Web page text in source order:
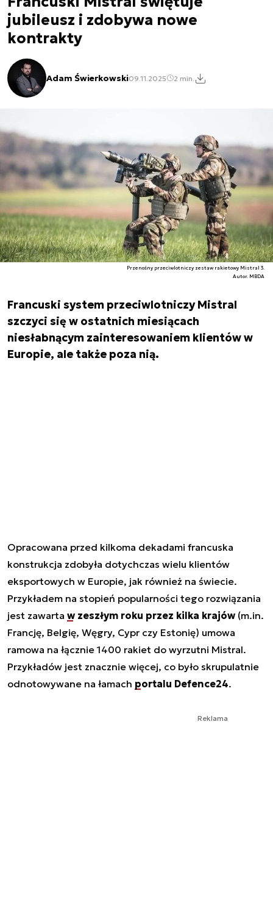
jubileusz i zdobywa nowe
kontrakty
Adam Świerkowski09.11.2025 2 min.
Przenośny przeciwlotniczy zestaw rakietowy Mistral 3.
Autor. MBDA
Francuski system przeciwlotniczy Mistral
szczyci się w ostatnich miesiącach
niesłabnącym zainteresowaniem klientów w
Europie, ale także poza nią.
Opracowana przed kilkoma dekadami francuska
konstrukcja zdobyła dotychczas wielu klientów
eksportowych w Europie, jak również na świecie.
Przykładem na stopień popularności tego rozwiązania
jest zawarta w zeszłym roku przez kilka krajów (m.in.
Francję, Belgię, Węgry, Cypr czy Estonię) umowa
ramowa na łącznie 1400 rakiet do wyrzutni Mistral.
Przykładów jest znacznie więcej, co było skrupulatnie
odnotowywane na łamach portalu Defence24.
Reklama